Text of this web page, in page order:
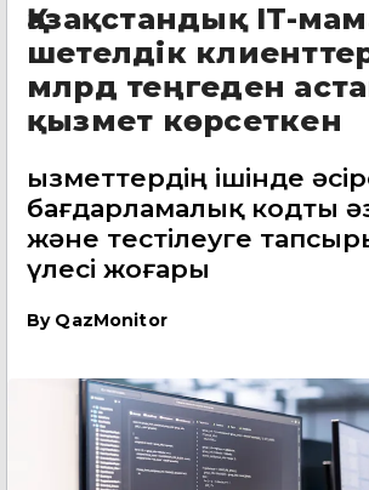
Қазақстандық IT-
шетелдік
млрд теңгеден
қызмет көрсеткен
Қызметтердің ішінде
бағдарламалық кодты
және тестілеуге
үлесі жоғары
By QazMonitor